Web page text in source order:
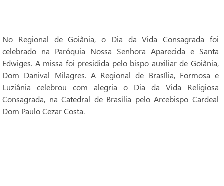
No Regional de Goiânia, o Dia da Vida Consagrada foi
celebrado na Paróquia Nossa Senhora Aparecida e Santa
Edwiges. A missa foi presidida pelo bispo auxiliar de Goiânia,
Dom Danival Milagres. A Regional de Brasília, Formosa e
Luziânia celebrou com alegria o Dia da Vida Religiosa
Consagrada, na Catedral de Brasília pelo Arcebispo Cardeal
Dom Paulo Cezar Costa.